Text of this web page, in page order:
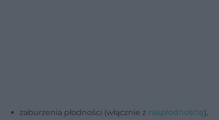
zaburzenia płodności (włącznie z niepłodnością),